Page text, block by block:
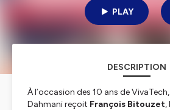
PLAY
DESCRIPTION
À l’occasion des 10 ans de
Dahmani reçoit François Bitouzet,